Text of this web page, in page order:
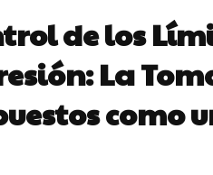
de los
La
como